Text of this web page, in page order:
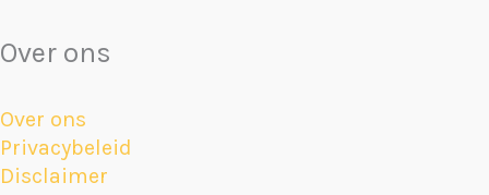
Over ons
Over ons
Privacybeleid
Disclaimer